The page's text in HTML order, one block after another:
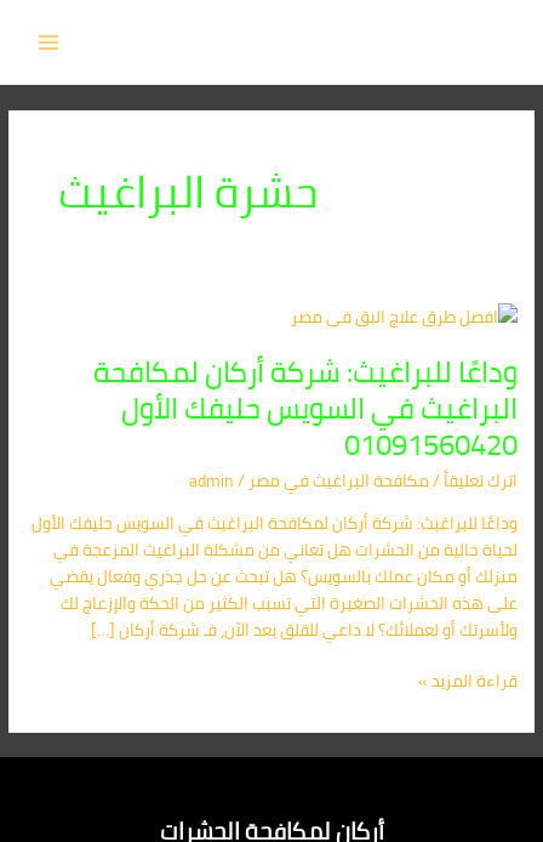
حشرة البراغيث
وداعًا للبراغيث: شركة أركان لمكافحة
البراغيث في السويس حليفك الأول
01091560420
اترك تعليقاً/مكافحة البراغيث​ في مصر/
admin
وداعًا للبراغيث: شركة أركان لمكافحة البراغيث في السويس حليفك الأول
لحياة خالية من الحشرات هل تعاني من مشكلة البراغيث المزعجة في
منزلك أو مكان عملك بالسويس؟ هل تبحث عن حل جذري وفعال يقضي
على هذه الحشرات الصغيرة التي تسبب الكثير من الحكة والإزعاج لك
ولأسرتك أو لعملائك؟ لا داعي للقلق بعد الآن، فـ شركة أركان […]
وداعًا
شركة
أركان
لمكافحة
البراغيث
في
السويس
حليفك
الأول
01091560420
قراءة المزيد »
أركان لمكافحة الحشرات